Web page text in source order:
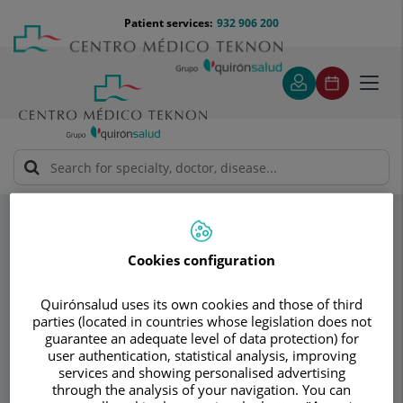
content
Menú
teléfono
cabecera
932 906 200
Patient services:
Specialities
Consultation area
Id
Instituto de
Cookies configuration
Quirónsalud uses its own cookies and those of third
parties (located in countries whose legislation does not
guarantee an adequate level of data protection) for
user authentication, statistical analysis, improving
services and showing personalised advertising
through the analysis of your navigation. You can